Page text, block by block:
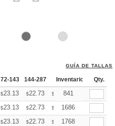
GUÍA DE TALLAS
72-143 144-287 288 + Más
Inventario Qty.
$23.13 $22.73 $ 22.53
841
$23.13 $22.73 $ 22.53
1686
$23.13 $22.73 $ 22.53
1768